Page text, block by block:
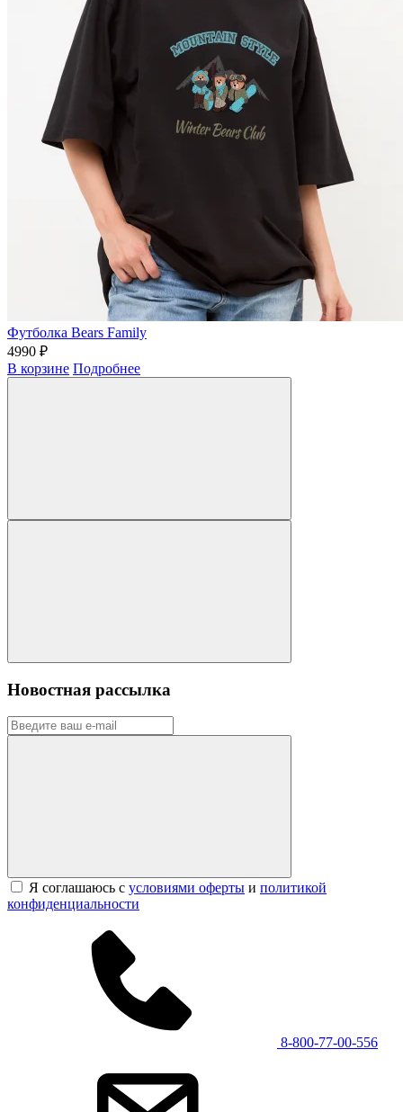
Футболка Bears Family
4990 ₽
В корзине Подробнее
Новостная рассылка
Я соглашаюсь с условиями оферты и политикой
конфиденциальности
8-800-77-00-556